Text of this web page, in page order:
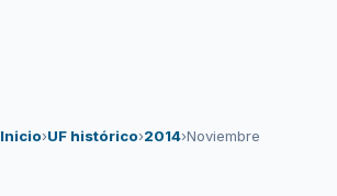
Inicio›UF histórico›2014›Noviembre